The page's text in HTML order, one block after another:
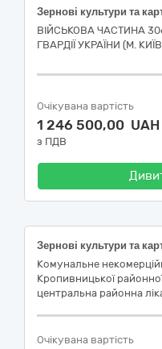
Зернові культури та
ВІЙСЬКОВА ЧАСТИНА
ГВАРДІЇ УКРАЇНИ (М.
Очікувана вартість
1 246 500,00 UAH
з ПДВ
Зернові культури та
Комунальне
Кропивницької
центральна районна
Очікувана вартість